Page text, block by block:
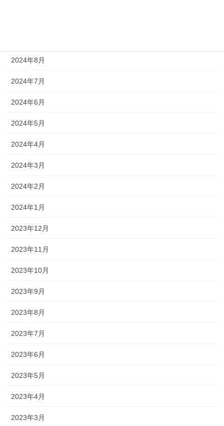
2024年8月
2024年7月
2024年6月
2024年5月
2024年4月
2024年3月
2024年2月
2024年1月
2023年12月
2023年11月
2023年10月
2023年9月
2023年8月
2023年7月
2023年6月
2023年5月
2023年4月
2023年3月